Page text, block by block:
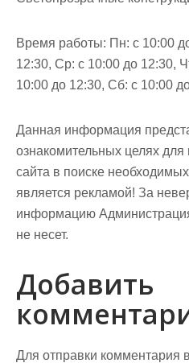
Время работы: Пн: с 10:00
12:30, Ср: с 10:00 до 12:30,
10:00 до 12:30, Сб: с 10:00
Данная информация
ознакомительных целях
сайта в поиске
является рекламой! За
информацию
не несет.
Добавить
Для отправки комментария